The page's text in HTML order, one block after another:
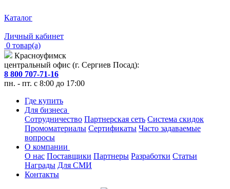
Каталог
Личный кабинет
0 товар(а)
Красноуфимск
центральный офис (г. Сергиев Посад):
8 800 707-71-16
пн. - пт. с 8:00 до 17:00
Где купить
Для бизнеса
Сотрудничество Партнерская сеть Система скидок
Промоматериалы Сертификаты Часто задаваемые
вопросы
О компании
О нас Поставщики Партнеры Разработки Статьи
Награды Для СМИ
Контакты